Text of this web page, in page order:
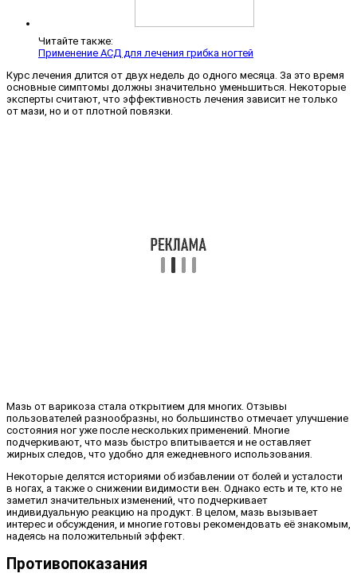
Читайте также:
Применение АСД для лечения грибка ногтей
Курс лечения длится от двух недель до одного месяца. За это время
основные симптомы должны значительно уменьшиться. Некоторые
эксперты считают, что эффективность лечения зависит не только
от мази, но и от плотной повязки.
Мазь от варикоза стала открытием для многих. Отзывы
пользователей разнообразны, но большинство отмечает улучшение
состояния ног уже после нескольких применений. Многие
подчеркивают, что мазь быстро впитывается и не оставляет
жирных следов, что удобно для ежедневного использования.
Некоторые делятся историями об избавлении от болей и усталости
в ногах, а также о снижении видимости вен. Однако есть и те, кто не
заметил значительных изменений, что подчеркивает
индивидуальную реакцию на продукт. В целом, мазь вызывает
интерес и обсуждения, и многие готовы рекомендовать её знакомым,
надеясь на положительный эффект.
Противопоказания